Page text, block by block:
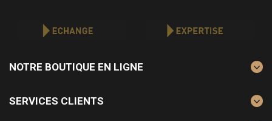
NOTRE BOUTIQUE EN LIGNE
SERVICES CLIENTS